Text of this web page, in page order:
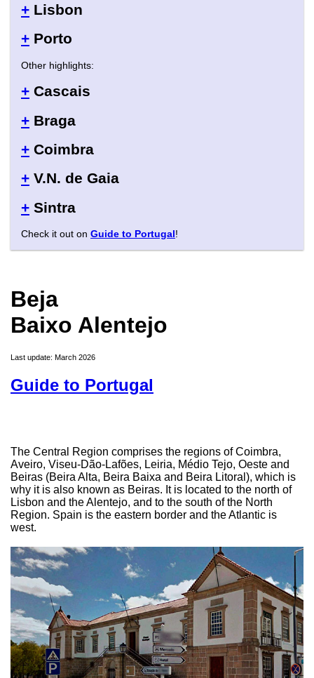
+ Lisbon
+ Porto
Other highlights:
+ Cascais
+ Braga
+ Coimbra
+ V.N. de Gaia
+ Sintra
Check it out on Guide to Portugal!
Beja
Baixo Alentejo
Last update: March 2026
Guide to Portugal
The Central Region comprises the regions of Coimbra,
Aveiro, Viseu-Dão-Lafões, Leiria, Médio Tejo, Oeste and
Beiras (Beira Alta, Beira Baixa and Beira Litoral), which is
why it is also known as Beiras. It is located to the north of
Lisbon and the Alentejo, and to the south of the North
Region. Spain is the eastern border and the Atlantic is
west.